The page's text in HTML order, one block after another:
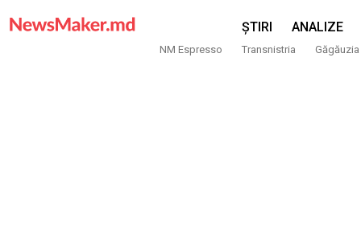
ȘTIRI ANALIZE
NM Espresso Transnistria Găgăuzia